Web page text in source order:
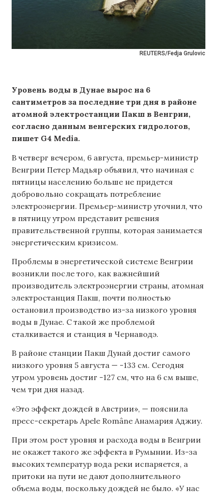
REUTERS/Fedja Grulovic
Уровень воды в Дунае вырос на 6
сантиметров за последние три дня в районе
атомной электростанции Пакш в Венгрии,
согласно данным венгерских гидрологов,
пишет G4 Media.
В четверг вечером, 6 августа, премьер-министр
Венгрии Петер Мадьяр объявил, что начиная с
пятницы населению больше не придется
добровольно сокращать потребление
электроэнергии. Премьер-министр уточнил, что
в пятницу утром представит решения
правительственной группы, которая занимается
энергетическим кризисом.
Проблемы в энергетической системе Венгрии
возникли после того, как важнейший
производитель электроэнергии страны, атомная
электростанция Пакш, почти полностью
остановил производство из-за низкого уровня
воды в Дунае. С такой же проблемой
сталкивается и станция в Чернаводэ.
В районе станции Пакш Дунай достиг самого
низкого уровня 5 августа — -133 см. Сегодня
утром уровень достиг -127 см, что на 6 см выше,
чем три дня назад.
«Это эффект дождей в Австрии», — пояснила
пресс-секретарь Apele Române Анамария Аджиу.
При этом рост уровня и расхода воды в Венгрии
не окажет такого же эффекта в Румынии. Из-за
высоких температур вода реки испаряется, а
притоки на пути не дают дополнительного
объема воды, поскольку дождей не было. «У нас